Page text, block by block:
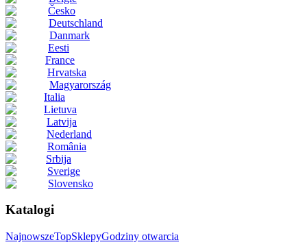
Česko
Deutschland
Danmark
Eesti
France
Hrvatska
Magyarország
Italia
Lietuva
Latvija
Nederland
România
Srbija
Sverige
Slovensko
Katalogi
NajnowszeTopSklepyGodziny otwarcia